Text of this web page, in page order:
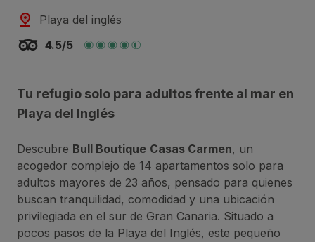
Playa del inglés
4.5/5
Tu refugio solo para adultos frente al mar en
Playa del Inglés
Descubre Bull Boutique Casas Carmen, un
acogedor complejo de 14 apartamentos solo para
adultos mayores de 23 años, pensado para quienes
buscan tranquilidad, comodidad y una ubicación
privilegiada en el sur de Gran Canaria. Situado a
pocos pasos de la Playa del Inglés, este pequeño